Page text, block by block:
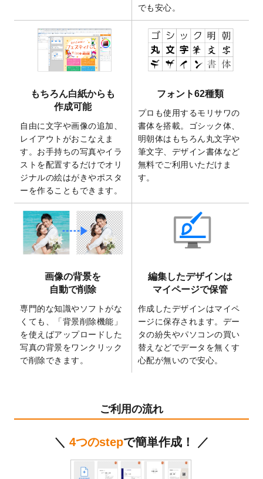
2026年午年の年賀状デザインテンプレート
を公開いたしました。
2025/9/10
喪中はがき・寒中見舞いのデザインテンプ
レートを公開いたしました。
2025/8/1
9,160万点以上の写真やイラスト素材が無料
2025/7/30
キャンバスプリントのデザインテンプレー
トを追加いたしました。
2025/6/30
暑中見舞いのデザインテンプレートを追加
しました。
2025/6/27
キャンバスプリントのデザインテンプレー
トを追加いたしました。
2025/6/24
2026年版1月始まりのカレンダーデザイン
テンプレートを公開いたしました。
2025/6/9
「背景削除機能
」を実装しました。
2025/4/3
DMのデザインテンプレートを追加しまし
た。
を追加しました。
マスキングテープのデザインテンプレート
を追加しました。
2025/1/15
配置できるデータ形式が増えました。
（pdf、psd、eps、tifに対応）
2024/12/24
2025年版4月始まりのカレンダーデザイン
箔押し年賀状のデザインテンプレート
ステッカーのデザインテンプレート
しました。
2025年巳年の年賀状デザインテンプレート
でも安心。
もちろん白紙からも
作成可能
自由に文字や画像の追加、
レイアウトがおこなえま
す。お手持ちの写真やイラ
ストを配置するだけでオリ
ジナルの絵はがきやポスタ
ーを作ることもできます。
フォント62種類
プロも使用するモリサワの
書体を搭載。ゴシック体、
明朝体はもちろん丸文字や
筆文字、デザイン書体など
無料でご利用いただけま
す。
画像の背景を
自動で削除
専門的な知識やソフトがな
くても、「背景削除機能」
を使えばアップロードした
写真の背景をワンクリック
で削除できます。
編集したデザインは
マイページで保管
作成したデザインはマイペ
ージに保存されます。デー
タの紛失やパソコンの買い
替えなどでデータを無くす
心配が無いので安心。
ご利用の流れ
＼ 4つのstepで簡単作成！ ／